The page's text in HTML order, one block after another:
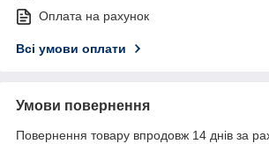
Оплата на рахунок
Всі умови оплати
Умови повернення
Повернення товару впродовж 14 днів за